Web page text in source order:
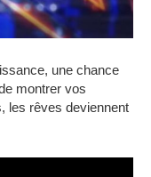
une chance
montrer vos
les rêves deviennent